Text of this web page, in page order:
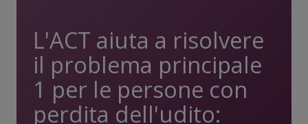
L'ACT aiuta a risolvere
il problema principale
1 per le persone con
perdita dell'udito: